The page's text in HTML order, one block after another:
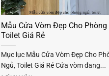
Mẫu Cửa Vòm Đẹp Cho Phòng
Toilet Giá Rẻ
Mục lục Mẫu Cửa Vòm Đẹp Cho
Ngủ, Toilet Giá Rẻ Cửa vòm đang...